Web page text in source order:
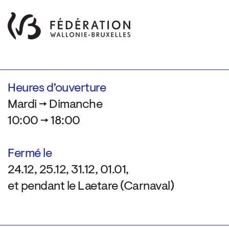
Heures d’ouverture
Mardi → Dimanche
10:00 → 18:00
Fermé le
24.12, 25.12, 31.12, 01.01,
et pendant le Laetare (Carnaval)